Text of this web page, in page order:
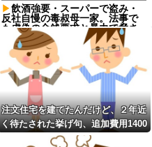
飲酒強要・スーパーで盗み・
反社自慢の毒叔母一家。法事で
も虚偽の金銭要求と暴力で脅さ
れトラウマに…祖母の死をきっ
かけに恐怖の親戚と「永久絶
縁」を決意←自分の身の安全を
最優先にして大正解
飲酒強要・スーパーで盗み・
反社自慢の毒叔母一家。法事で
も虚偽の金銭要求と暴力で脅さ
れトラウマに…祖母の死をきっ
かけに恐怖の親戚と「永久絶
縁」を決意←自分の身の安全を
最優先にして大正解
注文住宅を建てたんだけど、２年近
く待たされた挙げ句、追加費用1400
万請求された。流石におかしいよ